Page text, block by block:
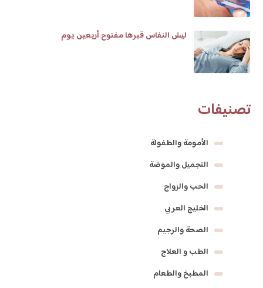
ليش النفاس قبرها مفتوح أربعين يوم
تصنيفات
الأمومة والطفولة
التجميل والموضة
الحب والزواج
الخليج العربي
الصحة والرجيم
الطب و العلاج
المطبخ والطعام